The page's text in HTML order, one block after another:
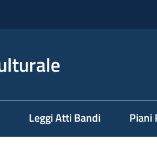
Leggi Atti Bandi Piani